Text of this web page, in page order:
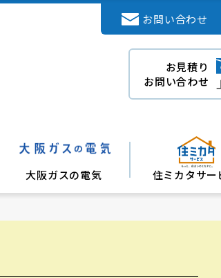
会社情報
お問い合わせ
お見積り
お問い合わせ
大阪ガスの電気 住ミカタサー